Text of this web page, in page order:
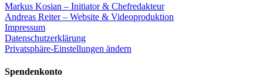
Markus Kosian – Initiator & Chefredakteur
Andreas Reiter – Website & Videoproduktion
Impressum
Datenschutzerklärung
Privatsphäre-Einstellungen ändern
Spendenkonto